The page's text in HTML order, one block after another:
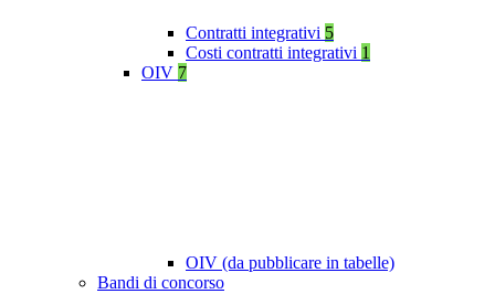
Contratti integrativi 5
Costi contratti integrativi 1
OIV 7
OIV (da pubblicare in tabelle)
Bandi di concorso